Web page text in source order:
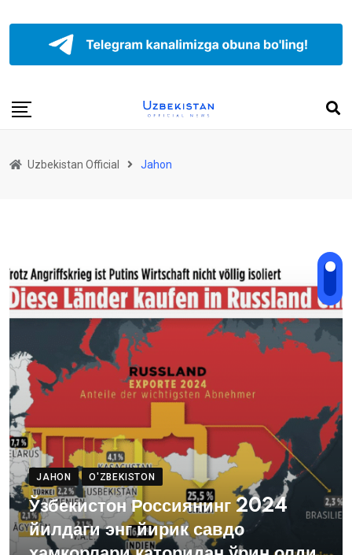
Uzbekistan Official Jahon
JAHON O'ZBEKISTON
Ўзбекистон Россиянинг 2024
йилдаги энг йирик савдо